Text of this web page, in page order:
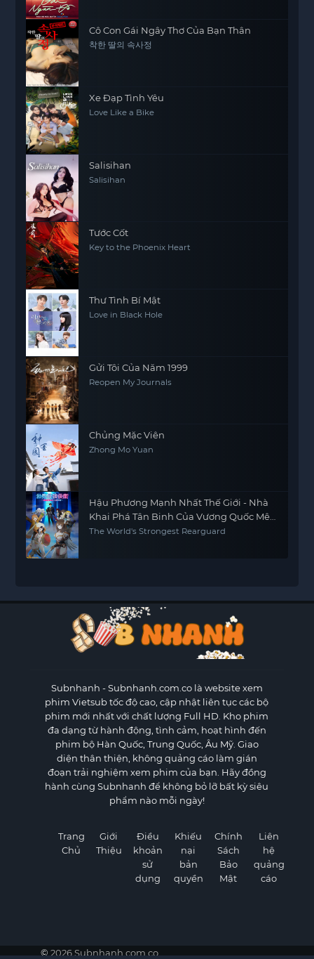
Cô Con Gái Ngây Thơ Của Bạn Thân
착한 딸의 속사정
Xe Đạp Tình Yêu
Love Like a Bike
Salisihan
Salisihan
Tước Cốt
Key to the Phoenix Heart
Thư Tình Bí Mật
Love in Black Hole
Gửi Tôi Của Năm 1999
Reopen My Journals
Chủng Mặc Viên
Zhong Mo Yuan
Hậu Phương Mạnh Nhất Thế Giới - Nhà
Khai Phá Tân Binh Của Vương Quốc Mê
Cung
The World's Strongest Rearguard
Subnhanh - Subnhanh.com.co là website xem
phim Vietsub tốc độ cao, cập nhật liên tục các bộ
phim mới nhất với chất lượng Full HD. Kho phim
đa dạng từ hành động, tình cảm, hoạt hình đến
phim bộ Hàn Quốc, Trung Quốc, Âu Mỹ. Giao
diện thân thiện, không quảng cáo làm gián
đoạn trải nghiệm xem phim của bạn. Hãy đồng
hành cùng Subnhanh để không bỏ lỡ bất kỳ siêu
phẩm nào mỗi ngày!
Trang
Chủ
Giới
Thiệu
Điều
khoản
sử
dụng
Khiếu
nại
bản
quyền
Chính
Sách
Bảo
Mật
Liên
hệ
quảng
cáo
© 2026 Subnhanh.com.co